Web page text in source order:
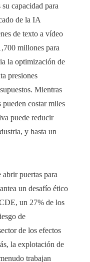
capacidad para
de la IA
de texto a vídeo
millones para
la optimización de
presiones
Mientras
pueden costar miles
puede reducir
y hasta un
abrir puertas para
un desafío ético
un 27% de los
de
de los efectos
la explotación de
trabajan